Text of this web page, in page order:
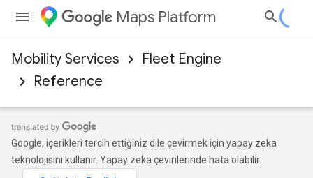
Maps Platform
Mobility Services
Fleet Engine
Reference
Google, içerikleri tercih ettiğiniz dile çevirmek için yapay zeka
teknolojisini kullanır. Yapay zeka çevirilerinde hata olabilir.